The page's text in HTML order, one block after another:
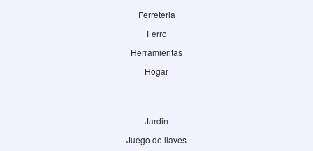
Ferreteria
Ferro
Herramientas
Hogar
Jardin
Juego de llaves